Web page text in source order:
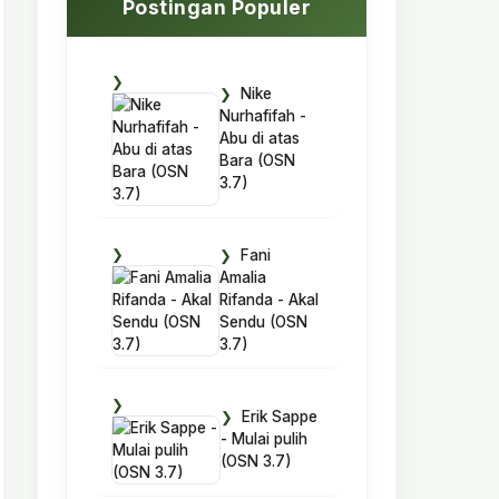
Postingan Populer
Nike
Nurhafifah -
Abu di atas
Bara (OSN
3.7)
Fani
Amalia
Rifanda - Akal
Sendu (OSN
3.7)
Erik Sappe
- Mulai pulih
(OSN 3.7)